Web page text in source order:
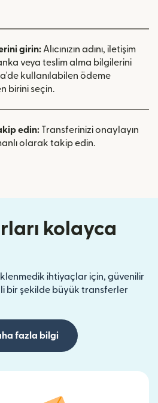
girin: Alıcınızın adını, iletişim
veya teslim alma bilgilerini
kullanılabilen ödeme
birini seçin.
edin: Transferinizi onaylayın
olarak takip edin.
kolayca
ihtiyaçlar için, güvenilir
bir şekilde büyük transferler
fazla bilgi